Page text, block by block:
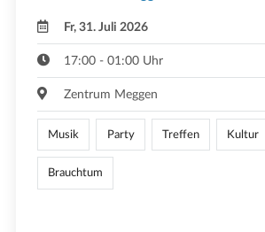
Fr, 31. Juli 2026
17:00 - 01:00 Uhr
Zentrum Meggen
Musik Party Treffen Kultur
Brauchtum